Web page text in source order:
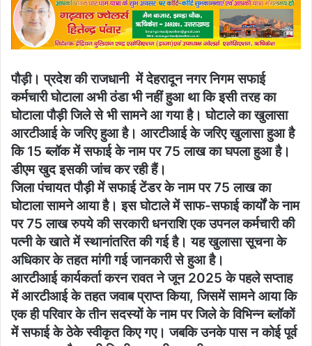
पौड़ी। प्रदेश की राजधानी में देहरादून नगर निगम सफाई
कर्मचारी घोटाला अभी ठंडा भी नहीं हुआ था कि इसी तरह का
घोटाला पौड़ी जिले से भी सामने आ गया है। घोटाले का खुलासा
आरटीआई के जरिए हुआ है। आरटीआई के जरिए खुलासा हुआ है
कि 15 ब्लॉक में सफाई के नाम पर 75 लाख का घपला हुआ है।
डीएम खुद इसकी जांच कर रही हैं।
जिला पंचायत पौड़ी में सफाई टेंडर के नाम पर 75 लाख का
घोटाला सामने आया है। इस घोटाले में साफ-सफाई कार्यों के नाम
पर 75 लाख रुपये की सरकारी धनराशि एक उपनल कर्मचारी की
पत्नी के खाते में स्थानांतरित की गई है। यह खुलासा सूचना के
अधिकार के तहत मांगी गई जानकारी से हुआ है।
आरटीआई कार्यकर्ता करन रावत ने जून 2025 के पहले सप्ताह
में आरटीआई के तहत जवाब प्राप्त किया, जिसमें सामने आया कि
एक ही परिवार के तीन सदस्यों के नाम पर जिले के विभिन्न ब्लॉकों
में सफाई के ठेके स्वीकृत किए गए। जबकि उनके पास न कोई पूर्व